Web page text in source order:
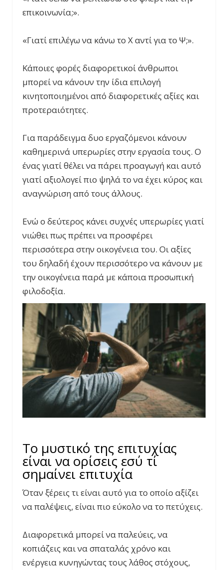
επικοινωνία;».
«Γιατί επιλέγω να κάνω το Χ αντί για το Ψ;».
Κάποιες φορές διαφορετικοί άνθρωποι
μπορεί να κάνουν την ίδια επιλογή
κινητοποιημένοι από διαφορετικές αξίες και
προτεραιότητες.
Για παράδειγμα δυο εργαζόμενοι κάνουν
καθημερινά υπερωρίες στην εργασία τους. Ο
ένας γιατί θέλει να πάρει προαγωγή και αυτό
γιατί αξιολογεί πιο ψηλά το να έχει κύρος και
αναγνώριση από τους άλλους.
Ενώ ο δεύτερος κάνει συχνές υπερωρίες γιατί
νιώθει πως πρέπει να προσφέρει
περισσότερα στην οικογένεια του. Οι αξίες
του δηλαδή έχουν περισσότερο να κάνουν με
την οικογένεια παρά με κάποια προσωπική
φιλοδοξία.
To μυστικό της επιτυχίας
είναι να ορίσεις εσύ τί
σημαίνει επιτυχία
Όταν ξέρεις τι είναι αυτό για το οποίο αξίζει
να παλέψεις, είναι πιο εύκολο να το πετύχεις.
Διαφορετικά μπορεί να παλεύεις, να
κοπιάζεις και να σπαταλάς χρόνο και
ενέργεια κυνηγώντας τους λάθος στόχους,